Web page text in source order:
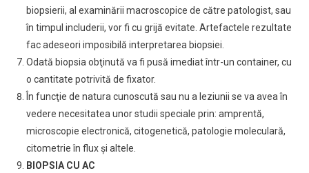
biopsierii, al examinării macroscopice de către patologist, sau
în timpul includerii, vor fi cu grijă evitate. Artefactele rezultate
fac adeseori imposibilă interpretarea biopsiei.
Odată biopsia obţinută va fi pusă imediat într-un container, cu
o cantitate potrivită de fixator.
În funcţie de natura cunoscută sau nu a leziunii se va avea în
vedere necesitatea unor studii speciale prin: amprentă,
microscopie electronică, citogenetică, patologie moleculară,
citometrie în flux şi altele.
BIOPSIA CU AC